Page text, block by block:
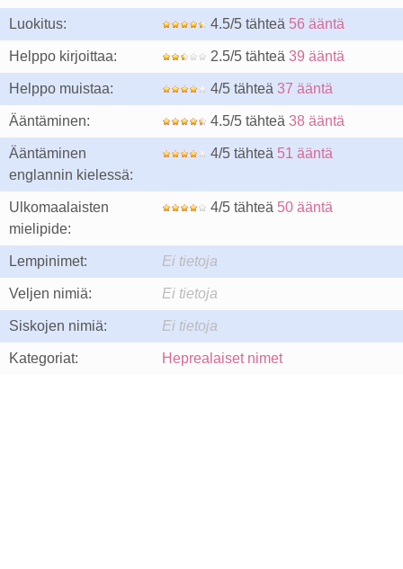
Luokitus: 4.5/5 tähteä 56 ääntä
Helppo kirjoittaa: 2.5/5 tähteä 39 ääntä
Helppo muistaa: 4/5 tähteä 37 ääntä
Ääntäminen: 4.5/5 tähteä 38 ääntä
Ääntäminen
englannin kielessä:
4/5 tähteä 51 ääntä
Ulkomaalaisten
mielipide:
4/5 tähteä 50 ääntä
Lempinimet: Ei tietoja
Veljen nimiä: Ei tietoja
Siskojen nimiä: Ei tietoja
Kategoriat: Heprealaiset nimet